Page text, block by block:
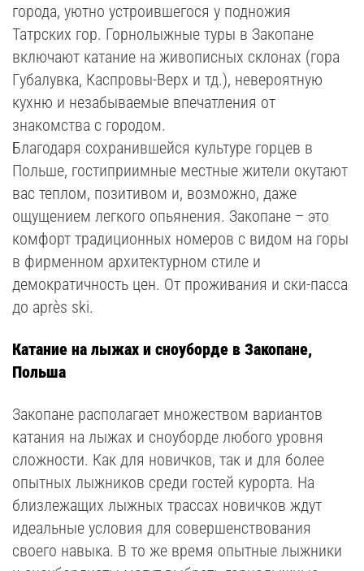
города, уютно устроившегося у подножия
Татрских гор. Горнолыжные туры в Закопане
включают катание на живописных склонах (гора
Губалувка, Каспровы-Верх и тд.), невероятную
кухню и незабываемые впечатления от
знакомства с городом.
Благодаря сохранившейся культуре горцев в
Польше, гостиприимные местные жители окутают
вас теплом, позитивом и, возможно, даже
ощущением легкого опьянения. Закопане – это
комфорт традиционных номеров с видом на горы
в фирменном архитектурном стиле и
демократичность цен. От проживания и ски-пасса
до après ski.
Катание на лыжах и сноуборде в Закопане,
Польша
Закопане располагает множеством вариантов
катания на лыжах и сноуборде любого уровня
сложности. Как для новичков, так и для более
опытных лыжников среди гостей курорта. На
близлежащих лыжных трассах новичков ждут
идеальные условия для совершенствования
своего навыка. В то же время опытные лыжники